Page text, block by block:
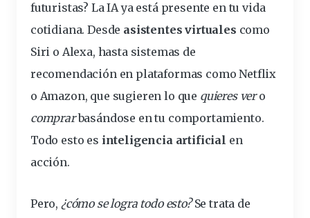
futuristas? La IA ya está presente en tu vida
cotidiana. Desde asistentes virtuales como
Siri o Alexa, hasta sistemas de
recomendación en plataformas como Netflix
o Amazon, que sugieren lo que quieres vero
comprarbasándose en tu comportamiento.
Todo esto es inteligencia artificial en
acción.
Pero, ¿cómo se logra todo esto?Se trata de